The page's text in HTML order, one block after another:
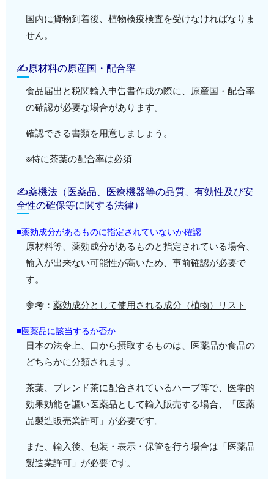
国内に貨物到着後、植物検疫検査を受けなければなりま
せん。
✍原材料の原産国・配合率
食品届出と税関輸入申告書作成の際に、原産国・配合率
の確認が必要な場合があります。
確認できる書類を用意しましょう。
※特に茶葉の配合率は必須
✍薬機法（医薬品、医療機器等の品質、有効性及び安
全性の確保等に関する法律）
■薬効成分があるものに指定されていないか確認
原材料等、薬効成分があるものと指定されている場合、
輸入が出来ない可能性が高いため、事前確認が必要で
す。
参考：薬効成分として使用される成分（植物）リスト
■医薬品に該当するか否か
日本の法令上、口から摂取するものは、医薬品か食品の
どちらかに分類されます。
茶葉、ブレンド茶に配合されているハーブ等で、医学的
効果効能を謳い医薬品として輸入販売する場合、「医薬
品製造販売業許可」が必要です。
また、輸入後、包装・表示・保管を行う場合は「医薬品
製造業許可」が必要です。